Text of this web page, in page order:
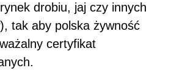
drobiu, jaj czy innych
tak aby polska żywność
certyfikat